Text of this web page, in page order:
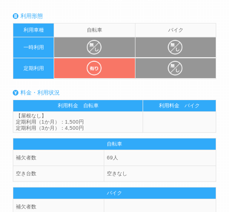
利用形態
利用車種 自転車 バイク
一時利用
定期利用
料金・利用状況
利用料金 自転車
利用料金 バイク
【屋根なし】
定期利用（1か月）：1,500円
定期利用（3か月）：4,500円
自転車
補欠者数 69人
空き台数 空きなし
バイク
補欠者数